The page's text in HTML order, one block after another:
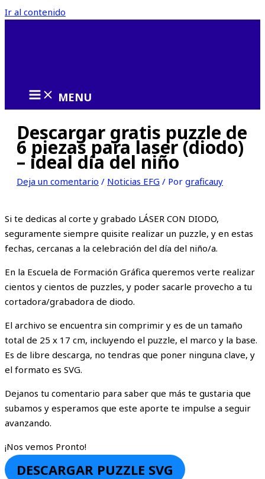
Ir al contenido
MENU
Descargar gratis puzzle de
6 piezas para laser (diodo)
– ideal día del niño
Deja un comentario / Noticias EFG / Por graficauy
Si te dedicas al corte y grabado LÁSER CON DIODO,
seguramente siempre quisite realizar un puzzle, y en estas
fechas, cercanas a la celebración del día del niño/a.
En la Escuela de Formación Gráfica queremos verte realizar
cientos y cientos de puzzles, y poder sacarle provecho a tu
cortadora/grabadora de diodo.
El archivo se encuentra sin comprimir y es de un tamaño
total de 25 x 17 cm, incluyendo el puzzle, el marco y la base.
Es de libre descarga, no tendras que poner ninguna clave, y
el formato es SVG.
Dejanos tu comentario para saber que más te gustaria que
subamos y esperamos que este aporte te impulse a seguir
avanzando.
¡Nos vemos Pronto!
DESCARGAR PUZZLE SVG